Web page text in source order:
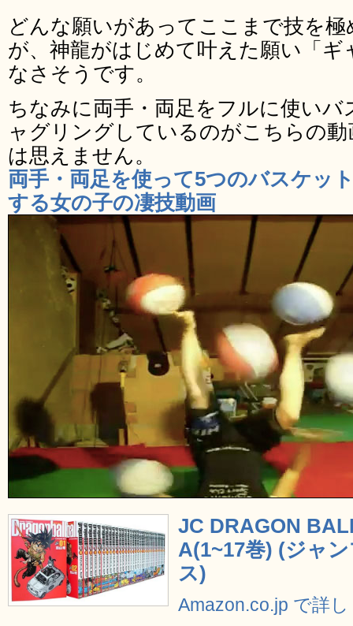
どんな願いがあってここまで技を
が、神龍がはじめて叶えた願い「
なさそうです。
ちなみに両手・両足をフルに使い
ャグリングしているのがこちらの
は思えません。
両手・両足を使って5つのバスケッ
する女の子の凄技動画
JC DRAGON
A(1~17巻) (ジャ
ス)
Amazon.co.jp で詳